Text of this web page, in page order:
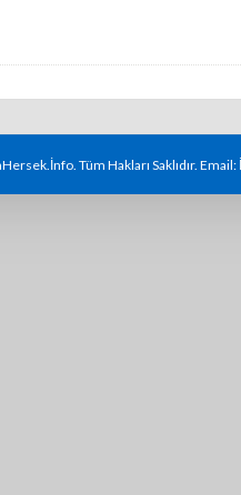
Tüm Hakları Saklıdır.